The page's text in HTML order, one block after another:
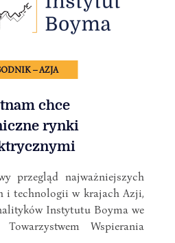
– AZJA
chce
rynki
przegląd najważniejszych
i technologii w krajach Azji,
Instytutu Boyma we
Wspierania